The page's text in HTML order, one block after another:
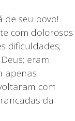
de seu povo!
com dolorosos
dificuldades;
eram
apenas
com
da